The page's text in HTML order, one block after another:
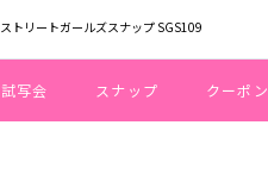
トリートガールズスナップ SGS109
試写会 スナップ クーポン